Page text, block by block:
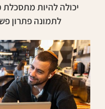
יכולה להיות מתסכלת
לתמונה פתרון